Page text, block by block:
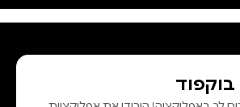
בוקפוד